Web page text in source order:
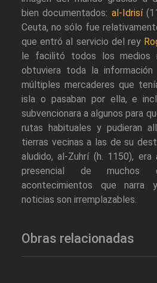
bien documentados: al-Idrisí
Ceuta, no sólo fue
que entró al servicio del rey
le facilitó todos los medios
obtuviera toda la
múltiples mercaderes que
isla o pasaban por ella, e
subvencionara a algunos para
rutas habituales y pudieran
tierras vecinas a las de su
aludido, al-Zuhrí (h. 1150),
presencial de muchos
acontecimientos que narra
noticias son irremplazables.
Obras relacionadas